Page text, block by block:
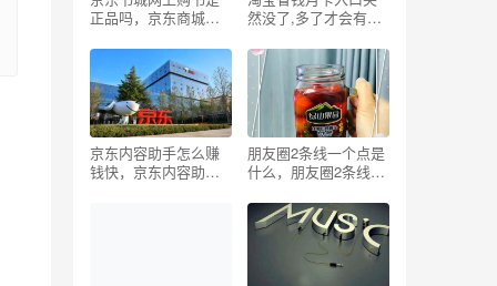
正品吗，京东商城书
然没了,多了才会有，
前有为啥现在没有
了？
京东内容助手怎么赚
钱快，京东内容助手
朋友圈2条线一个点是
什么，朋友圈2条线一